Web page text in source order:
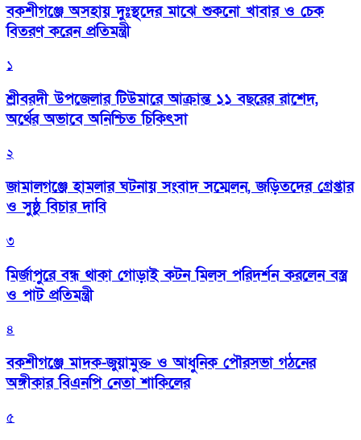
বকশীগঞ্জে অসহায় দুঃস্থদের মাঝে শুকনো খাবার ও চেক
বিতরণ করেন প্রতিমন্ত্রী
১
শ্রীবরদী উপজেলার টিউমারে আক্রান্ত ১১ বছরের রাশেদ,
অর্থের অভাবে অনিশ্চিত চিকিৎসা
২
জামালগঞ্জে হামলার ঘটনায় সংবাদ সম্মেলন, জড়িতদের গ্রেপ্তার
ও সুষ্ঠু বিচার দাবি
৩
মির্জাপুরে বন্ধ থাকা গোড়াই কটন মিলস পরিদর্শন করলেন বস্ত্র
ও পাট প্রতিমন্ত্রী
৪
বকশীগঞ্জে মাদক-জুয়ামুক্ত ও আধুনিক পৌরসভা গঠনের
অঙ্গীকার বিএনপি নেতা শাকিলের
৫